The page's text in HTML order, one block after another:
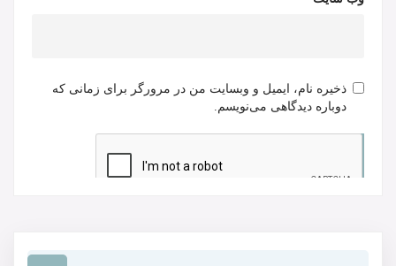
ذخیره نام، ایمیل و وبسایت من در مرورگر برای زمانی که
دوباره دیدگاهی می‌نویسم.